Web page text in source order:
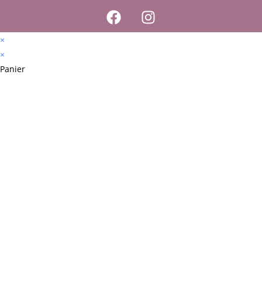
×
×
Panier